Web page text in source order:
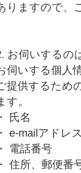
りますので、
お伺いするの
伺いする個人
提供するため
す。
・ 氏名
・ e-mailアドレ
・ 電話番号
・ 住所、郵便番